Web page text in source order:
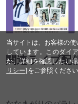
関連ライブ配
当サイトは、お客様の
しています。このダイ
か、詳細を確認したい場
リシー]をご参照ください